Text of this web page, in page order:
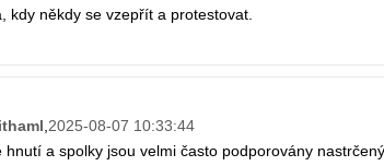
kdy někdy se vzepřít a protestovat.
2025-08-07 10:33:44
hnutí a spolky jsou velmi často podporovány